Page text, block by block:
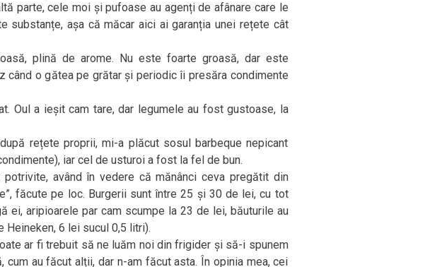
parte, cele moi și pufoase au agenți de afânare care le
substanțe, așa că măcar aici ai garanția unei rețete cât
plină de arome. Nu este foarte groasă, dar este
când o gătea pe grătar și periodic îi presăra condimente
Oul a ieșit cam tare, dar legumele au fost gustoase, la
rețete proprii, mi-a plăcut sosul barbeque nepicant
iar cel de usturoi a fost la fel de bun.
având în vedere că mănânci ceva pregătit din
făcute pe loc. Burgerii sunt între 25 și 30 de lei, cu tot
ei, aripioarele par cam scumpe la 23 de lei, băuturile au
Heineken, 6 lei sucul 0,5 litri).
ar fi trebuit să ne luăm noi din frigider și să-i spunem
cum au făcut alții, dar n-am făcut asta. În opinia mea, cei